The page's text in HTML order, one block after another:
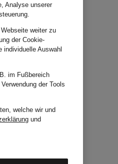
Analyse unserer
weiter zu
der Cookie-
individuelle Auswahl
im Fußbereich
der Tools
welche wir und
und